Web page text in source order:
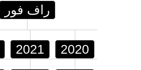
راف فور
2021 2020